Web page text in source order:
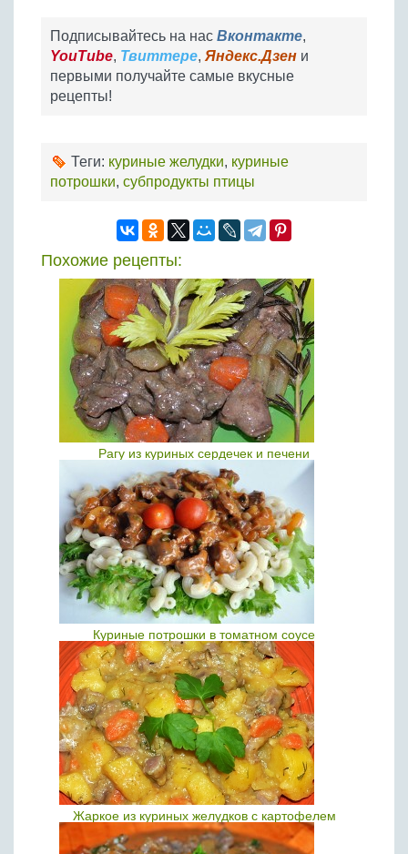
Подписывайтесь на нас Вконтакте,
YouTube, Твиттере, Яндекс.Дзен и
первыми получайте самые вкусные
рецепты!
Теги: куриные желудки, куриные
потрошки, субпродукты птицы
Похожие рецепты:
Рагу из куриных сердечек и печени
Куриные потрошки в томатном соусе
Жаркое из куриных желудков с картофелем